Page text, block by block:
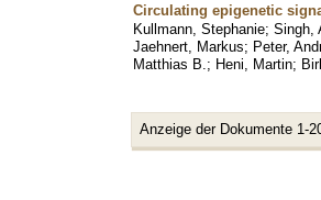
Circulating epigenetic
Kullmann, Stephanie; Singh,
Jaehnert, Markus; Peter,
Matthias B. ; Heni, Martin;
Anzeige der Dokumente 1-